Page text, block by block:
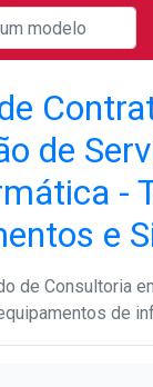
de
-
e
de Consultoria
de